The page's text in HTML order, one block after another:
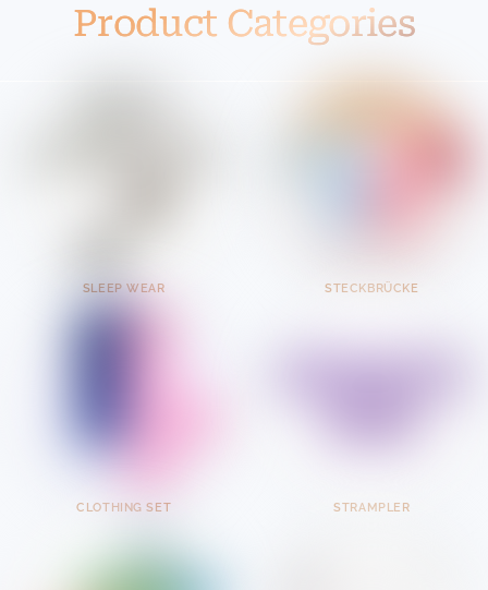
Product Categories
SLEEP WEAR
CLOTHING SET
STECKBRÜCKE
STRAMPLER